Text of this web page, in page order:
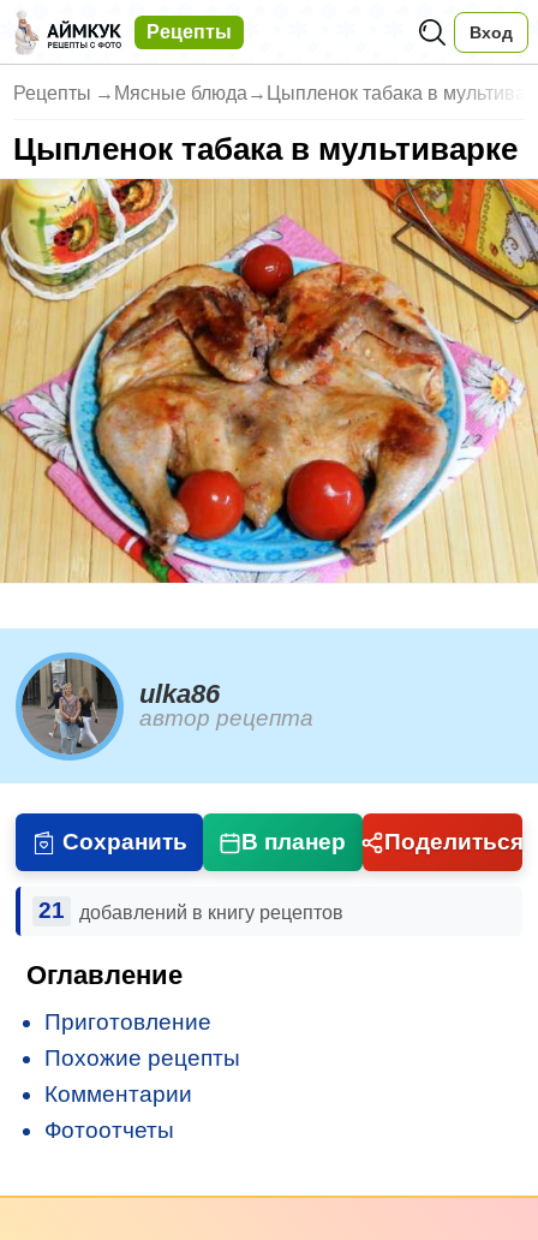
Рецепты Вход
Рецепты → Мясные блюда → Цыпленок табака в
Цыпленок табака в мультиварке
ulka86
автор рецепта
Сохранить В планер Поделиться
21 добавлений в книгу рецептов
Оглавление
Приготовление
Похожие рецепты
Комментарии
Фотоотчеты